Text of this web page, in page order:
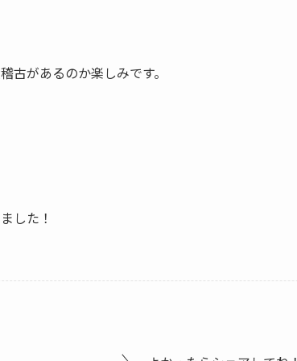
古があるのか楽しみです。
した！